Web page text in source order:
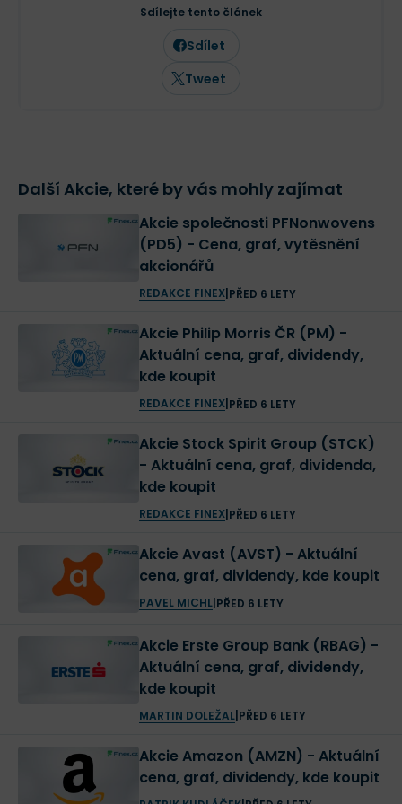
Jak vidíte, tak má společnost O2 působivou reputaci,
historii i hospodářské výsledky.
eurotel akcie
Z důležitých milníků společnosti jsme již zmínili její
založení v roce 1994(Eurotel). Pokud nebudeme
počítat technologické pokroky, zde bychom jich každý
rok 2006, kdy se Eurotel transformoval na O2.
Z ekonomického hlediska, především z pohledu ceny
akcie O2, je velmi důležitýrok 2015.Společnost O2
Czech Republic se rozdělila na dvě samostatné firmy
Nová společnost Česká telekomunikační infrastruktura
a.s. získala od O2 Czech Republic především
O2 Czech Republic a.s. poskytuje dále
telekomunikační služby koncovým zákazníkům a
obchoduje se na burze.
Rozdělení společnosti nevzali investoři nejlépe. Je to
logické, přijdou o část aktiv, minimálně v likviditě, a
Sdílejte tento článek
Sdílet
Tweet
Další Akcie, které by vás mohly zajímat
Akcie společnosti PFNonwovens
(PD5) - Cena, graf, vytěsnění
akcionářů
REDAKCE FINEX| PŘED 6 LETY
Akcie Philip Morris ČR (PM) -
Aktuální cena, graf, dividendy,
kde koupit
REDAKCE FINEX| PŘED 6 LETY
Akcie Stock Spirit Group (STCK)
- Aktuální cena, graf, dividenda,
kde koupit
REDAKCE FINEX| PŘED 6 LETY
Akcie Avast (AVST) - Aktuální
cena, graf, dividendy, kde koupit
PAVEL MICHL| PŘED 6 LETY
Akcie Erste Group Bank (RBAG) -
Aktuální cena, graf, dividendy,
kde koupit
MARTIN DOLEŽAL| PŘED 6 LETY
Akcie Amazon (AMZN) - Aktuální
cena, graf, dividendy, kde koupit